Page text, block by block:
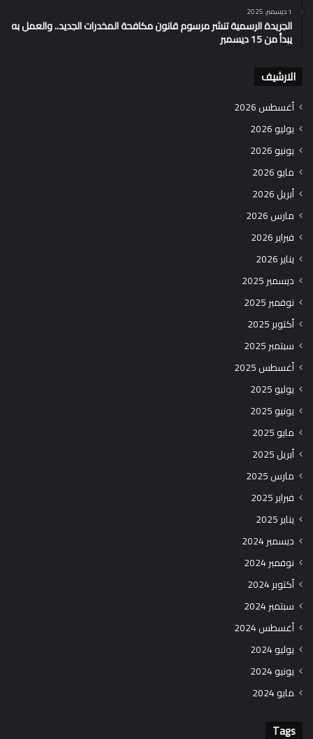
1 ديسمبر، 2025
الجريدة الرسمية تنشر مرسوم قانون مكافحة المخدرات الجديد.. والعمل به
يبدأ من 15 ديسمبر
الارشيف
أغسطس 2026
يوليو 2026
يونيو 2026
مايو 2026
أبريل 2026
مارس 2026
فبراير 2026
يناير 2026
ديسمبر 2025
نوفمبر 2025
أكتوبر 2025
سبتمبر 2025
أغسطس 2025
يوليو 2025
يونيو 2025
مايو 2025
أبريل 2025
مارس 2025
فبراير 2025
يناير 2025
ديسمبر 2024
نوفمبر 2024
أكتوبر 2024
سبتمبر 2024
أغسطس 2024
يوليو 2024
يونيو 2024
مايو 2024
Tags